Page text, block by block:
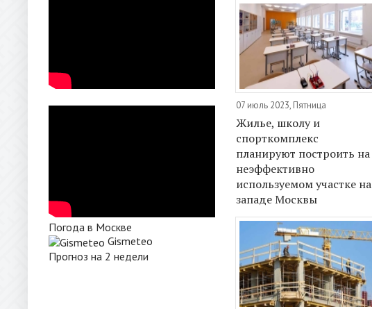
Погода в Москве
Gismeteo
Прогноз на 2 недели
07 июль 2023, Пятница
Жилье, школу и
спорткомплекс
планируют построить на
неэффективно
используемом участке на
западе Москвы